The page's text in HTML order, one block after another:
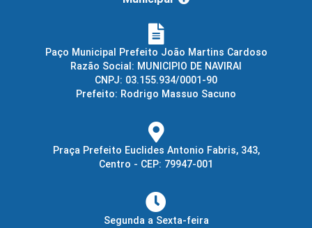
Paço Municipal Prefeito João Martins Cardoso
Razão Social: MUNICIPIO DE NAVIRAI
CNPJ: 03.155.934/0001-90
Prefeito: Rodrigo Massuo Sacuno
Praça Prefeito Euclides Antonio Fabris, 343,
Centro - CEP: 79947-001
Segunda a Sexta-feira